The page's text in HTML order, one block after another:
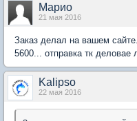
Марио
21 мая 2016
Заказ делал на вашем
5600... отправка тк деловае
Kalipso
22 мая 2016